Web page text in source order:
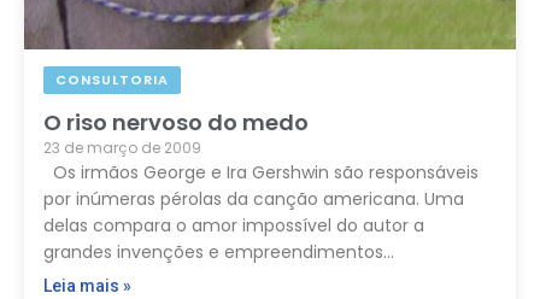
CONSULTORIA
O riso nervoso do medo
23 de março de 2009
Os irmãos George e Ira Gershwin são responsáveis
por inúmeras pérolas da canção americana. Uma
delas compara o amor impossível do autor a
grandes invenções e empreendimentos…
Leia mais »